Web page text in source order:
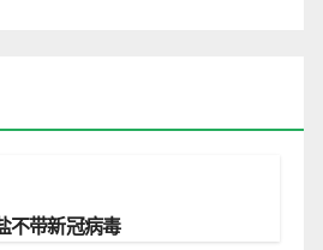
不带新冠病毒